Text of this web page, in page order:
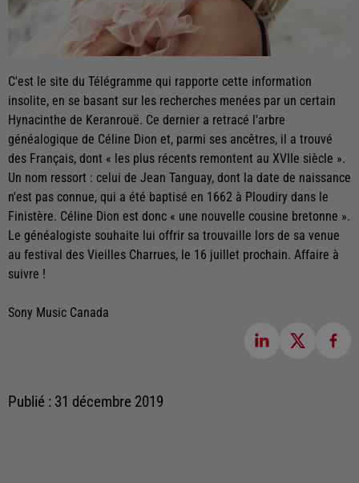
C'est le site du Télégramme qui rapporte cette information
insolite, en se basant sur les recherches menées par un certain
Hynacinthe de Keranrouë. Ce dernier a retracé l'arbre
généalogique de Céline Dion et, parmi ses ancêtres, il a trouvé
des Français, dont « les plus récents remontent au XVIIe siècle ».
Un nom ressort : celui de Jean Tanguay, dont la date de naissance
n'est pas connue, qui a été baptisé en 1662 à Ploudiry dans le
Finistère. Céline Dion est donc « une nouvelle cousine bretonne ».
Le généalogiste souhaite lui offrir sa trouvaille lors de sa venue
au festival des Vieilles Charrues, le 16 juillet prochain. Affaire à
suivre !
Sony Music Canada
Publié : 31 décembre 2019